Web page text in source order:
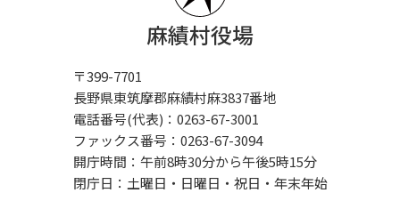
麻績村役場
〒399-7701
長野県東筑摩郡麻績村麻3837番地
電話番号(代表)：0263-67-3001
ファックス番号：0263-67-3094
開庁時間：午前8時30分から午後5時15分
閉庁日：土曜日・日曜日・祝日・年末年始